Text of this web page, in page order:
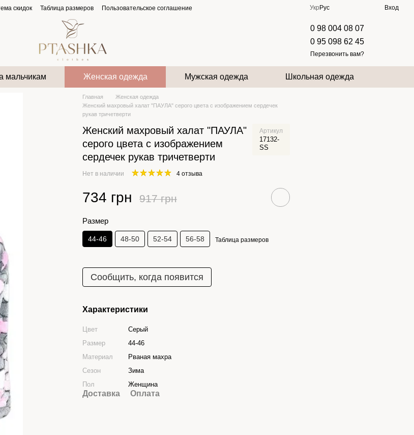
скидок Таблица размеров Пользовательское соглашение Укр Рус Вход
0 98 004 08 07
0 95 098 62 45
Перезвонить вам?
мальчикам Женская одежда Мужская одежда Школьная одежда
Главная
Женская одежда
Женский махровый халат "ПАУЛА" серого цвета с изображением сердечек
рукав тричетверти
Женский махровый халат "ПАУЛА"
серого цвета с изображением
сердечек рукав тричетверти
Артикул
17132-
SS
Нет в наличии 4 отзыва
734 грн 917 грн
Размер
44-46 48-50 52-54 56-58 Таблица размеров
Сообщить, когда появится
Характеристики
Цвет
Серый
Размер
44-46
Материал
Рваная махра
Сезон
Зима
Пол
Женщина
Доставка Оплата